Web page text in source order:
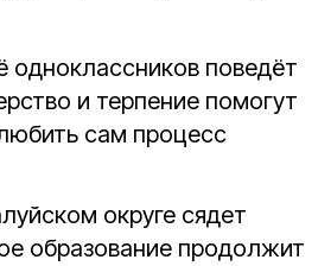
поведёт
и терпение помогут
сам процесс
округе сядет
образование продолжит